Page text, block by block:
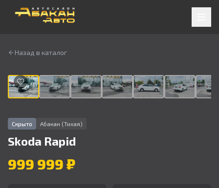
Назад в каталог
Скрыто Абакан (Тихая)
Skoda Rapid
999 999 ₽